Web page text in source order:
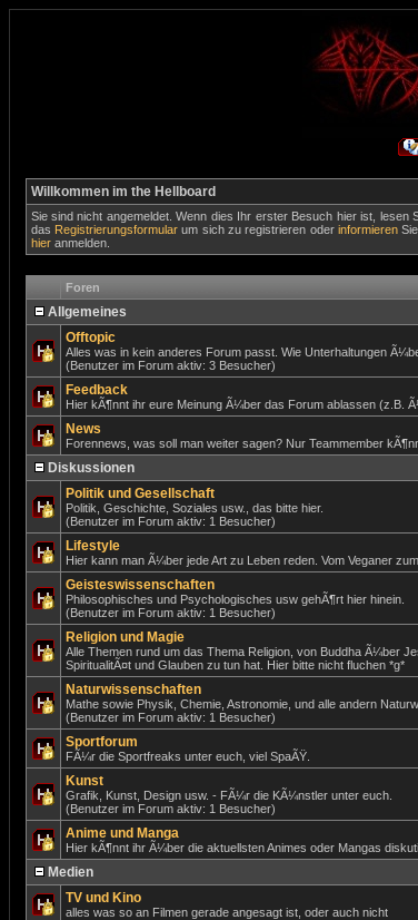
Willkommen im the Hellboard
Sie sind nicht angemeldet. Wenn dies Ihr erster Besuch hier ist, lesen
das Registrierungsformularum sich zu registrieren oder informierenSie
hieranmelden.
Foren
Allgemeines
Offtopic
Alles was in kein anderes Forum passt. Wie Unterhaltungen
(Benutzer im Forum aktiv: 3 Besucher)
Feedback
Hier kÃ¶nnt ihr eure Meinung Ã¼ber das Forum ablassen (z.B.
News
Forennews, was soll man weiter sagen? Nur Teammember
Diskussionen
Politik und Gesellschaft
Politik, Geschichte, Soziales usw., das bitte hier.
(Benutzer im Forum aktiv: 1 Besucher)
Lifestyle
Hier kann man Ã¼ber jede Art zu Leben reden. Vom Veganer
Geisteswissenschaften
Philosophisches und Psychologisches usw gehÃ¶rt hier hinein.
(Benutzer im Forum aktiv: 1 Besucher)
Religion und Magie
Alle Themen rund um das Thema Religion, von Buddha Ã¼ber
SpiritualitÃ¤t und Glauben zu tun hat. Hier bitte nicht fluchen *g*
Naturwissenschaften
Mathe sowie Physik, Chemie, Astronomie, und alle andern
(Benutzer im Forum aktiv: 1 Besucher)
Sportforum
FÃ¼r die Sportfreaks unter euch, viel SpaÃŸ.
Kunst
Grafik, Kunst, Design usw. - FÃ¼r die KÃ¼nstler unter euch.
(Benutzer im Forum aktiv: 1 Besucher)
Anime und Manga
Hier kÃ¶nnt ihr Ã¼ber die aktuellsten Animes oder Mangas
Medien
TV und Kino
alles was so an Filmen gerade angesagt ist, oder auch nicht